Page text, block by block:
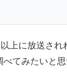
上に放送さ
てみたいと思